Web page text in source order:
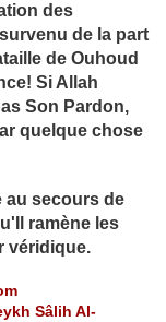
des
de la part
de Ouhoud
Si Allah
Son Pardon,
quelque chose
au secours de
ramène les
véridique.
Sâlih Al-